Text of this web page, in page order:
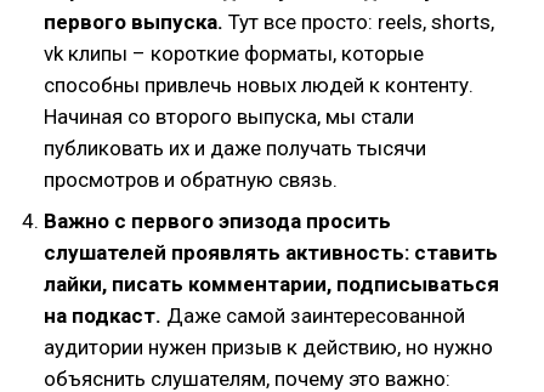
первого выпуска. Тут все просто: reels, shorts,
vk клипы – короткие форматы, которые
способны привлечь новых людей к контенту.
Начиная со второго выпуска, мы стали
публиковать их и даже получать тысячи
просмотров и обратную связь.
Важно с первого эпизода просить
слушателей проявлять активность: ставить
лайки, писать комментарии, подписываться
на подкаст. Даже самой заинтересованной
аудитории нужен призыв к действию, но нужно
объяснить слушателям, почему это важно: